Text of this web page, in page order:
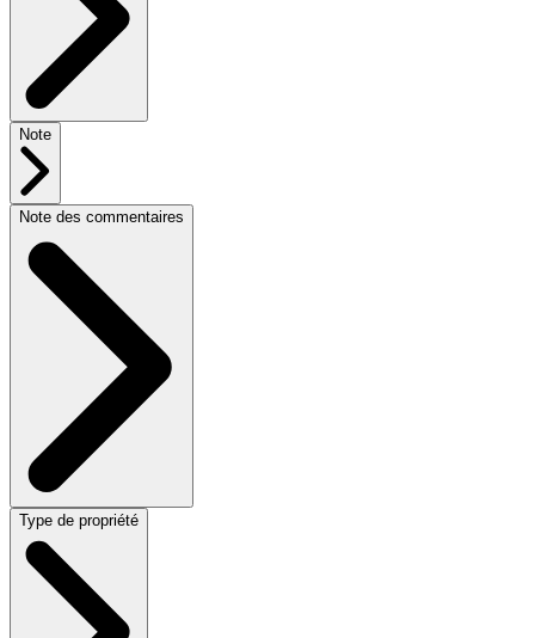
Note
Note des commentaires
Type de propriété